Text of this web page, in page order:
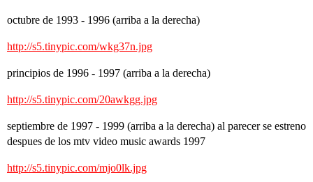
octubre de 1993 - 1996 (arriba a la derecha)
http://s5.tinypic.com/wkg37n.jpg
principios de 1996 - 1997 (arriba a la derecha)
http://s5.tinypic.com/20awkgg.jpg
septiembre de 1997 - 1999 (arriba a la derecha) al parecer se estreno
despues de los mtv video music awards 1997
http://s5.tinypic.com/mjo0lk.jpg